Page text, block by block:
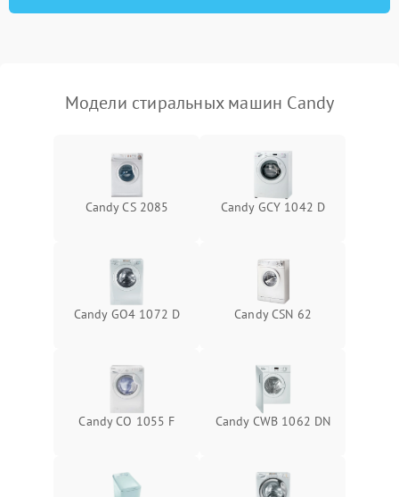
Модели стиральных машин Candy
Candy CS 2085 Candy GCY 1042 D
Candy GO4 1072 D Candy CSN 62
Candy CO 1055 F Candy CWB 1062 DN